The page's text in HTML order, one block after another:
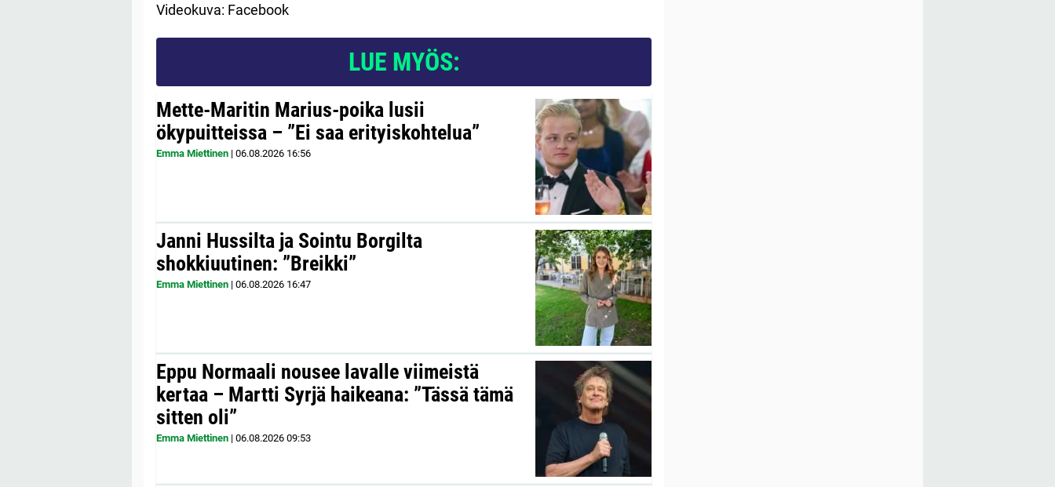
Videokuva: Facebook
LUE MYÖS:
Mette-Maritin Marius-poika lusii
ökypuitteissa – ”Ei saa erityiskohtelua”
Emma Miettinen | 06.08.2026 16:56
Janni Hussilta ja Sointu Borgilta
shokkiuutinen: ”Breikki”
Emma Miettinen | 06.08.2026 16:47
Eppu Normaali nousee lavalle viimeistä
kertaa – Martti Syrjä haikeana: ”Tässä tämä
sitten oli”
Emma Miettinen | 06.08.2026 09:53